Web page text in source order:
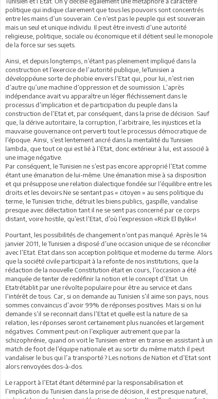
politique qui indique clairement que tous les pouvoirs sont concentrés
entre les mains d’un souverain. Ce n’est pas le peuple qui est souverain
mais un seul et unique individu. Il peut être investi d’une autorité
religieuse, politique, sociale ou économique et il détient seul le monopole
de la force sur ses sujets.
Ainsi, et depuis longtemps, n’étant pas pleinement impliqué dans la
construction et l’exercice de l’autorité publique, leTunisien a
développéune sorte de phobie envers l’Etat qui, pour lui, n’est rien
d’autre qu’une machine d’oppression et de soumission. L’après
indépendance avait vu apparaître un léger fléchissement dans le
processus d’implication et de participation du peuple dans la
construction de l’Etat et, par conséquent, dans la prise de décision. Sauf
que, la dérive autoritaire, la corruption, l’arbitraire, les injustices et la
mauvaise gouvernance ont perverti tout le processus démocratique de
l’époque. Ainsi, s’est lentement ancré dans la mentalité du Tunisien
lambda, que tout ce qui est lié à l’Etat, donc extérieur à lui, est associé à
une image négative.
Par conséquent, le Tunisien ne s’est pas encore approprié l’Etat comme
étant une émanation de lui-même. Une émanation mise à sa disposition
et qui présuppose une relation dialectique fondée sur l’équilibre entre les
droits et les devoirs.Ne se sentant pas « citoyen » au sens politique du
terme, le Tunisien triche, détruit les biens publics, gaspille, vandalise
presque avec délectation tant il ne se sent pas concerné par ce corps
distant, voire hostile, qu’est l’Etat, d’où l’expression «Rizk El Bylik»!
Pourtant, les possibilités de changement n’ont pas manqué. Après le 14
janvier 2011, le Tunisien a disposé d’une occasion unique de se réconcilier
avec l’Etat. Etat dans son acception politique et moderne du terme. Alors
que la société civile participait à la refonte de nos institutions, que la
rédaction de la nouvelle Constitution était en cours, l’occasion a été
manquée de tenter de redéfinir la notion et le concept d’Etat. Un
Etatrétablit par une révolte populaire pour être au service et dans
l’intérêt de tous. Car, si on demande au Tunisien s’il aime son pays, nous
sommes convaincus d’avoir 99% de réponses positives. Mais si on lui
demande s’il se reconnait dans l’Etat et quelle est la nature de sa
relation, les réponses seront certainement plus nuancées et largement
négatives. Comment peut-on l’expliquer autrement que par la
schizophrénie, quand on voit le Tunisien entrer en transe en assistant à un
match de foot de l’équipe nationale et au sortir du même match il peut
vandaliser le bus qui l’a transporté ? Les notions de Nation et d’Etat sont
alors renvoyées dos-à-dos.
Le rapport à l’Etat étant déterminé par la responsabilisation et
l’implication du Tunisien dans la prise de décision, il est presque naturel,